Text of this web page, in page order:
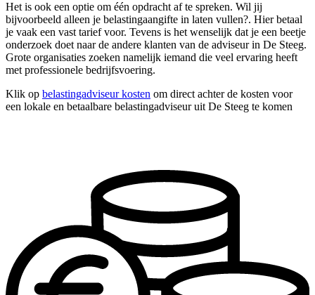
Het is ook een optie om één opdracht af te spreken. Wil jij
bijvoorbeeld alleen je belastingaangifte in laten vullen?. Hier betaal
je vaak een vast tarief voor. Tevens is het wenselijk dat je een beetje
onderzoek doet naar de andere klanten van de adviseur in De Steeg.
Grote organisaties zoeken namelijk iemand die veel ervaring heeft
met professionele bedrijfsvoering.
Klik op belastingadviseur kosten om direct achter de kosten voor
een lokale en betaalbare belastingadviseur uit De Steeg te komen